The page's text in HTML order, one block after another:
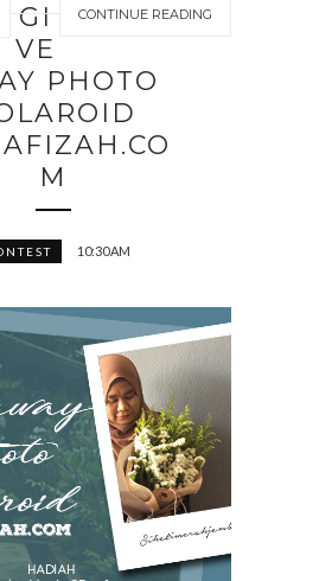
CONTINUE READING
GI
VE
PHOTO
M
10:30 AM